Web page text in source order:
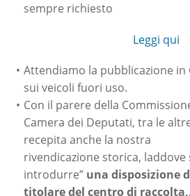
sempre richiesto
Leggi qui
Attendiamo la pubblicazione in
sui veicoli fuori uso.
Con il parere della
Camera dei Deputati, tra le
recepita anche la nostra
rivendicazione storica, laddove
introdurre” una disposizione
titolare del centro di